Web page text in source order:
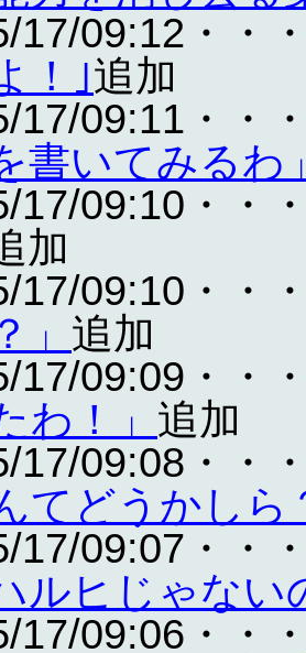
17/09:12・・
！｣追加
17/09:11・・
書いてみるわ
17/09:10・・
加
17/09:10・・
」 追加
17/09:09・・
わ！」 追加
17/09:08・・
てどうかしら
17/09:07・・
ルヒじゃない
17/09:06・・